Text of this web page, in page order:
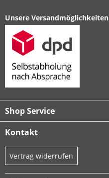
Unsere Versandmöglichkeiten
Shop Service
Kontakt
Vertrag widerrufen